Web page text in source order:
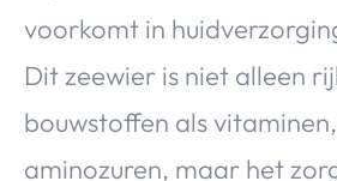
voorkomt in
Dit zeewier is niet alleen
bouwstoffen als
aminozuren, maar het